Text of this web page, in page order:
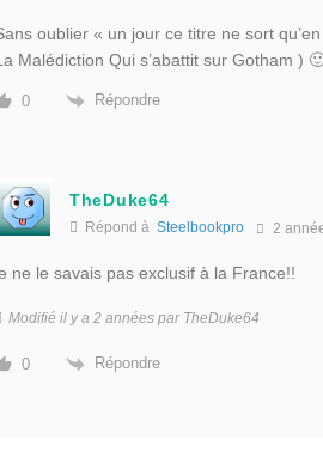
oublier « un jour ce titre ne sort
Malédiction Qui s’abattit sur Gotham )
0 Répondre
TheDuke64
Répond à Steelbookpro 2
ne le savais pas exclusif à la France!!
Modifié il y a 2 années par TheDuke64
0 Répondre